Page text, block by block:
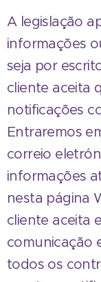
A legislação
informações
seja por
cliente aceita
notificações
Entraremos
correio
informações
nesta página
cliente aceita
comunicação
todos os